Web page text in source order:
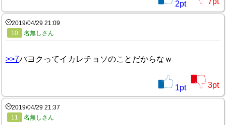
2pt
2019/04/29 21:09
10
名無しさん
>>7パヨクってイカレチョソのことだからなｗ
1pt 3pt
2019/04/29 21:37
11
名無しさん